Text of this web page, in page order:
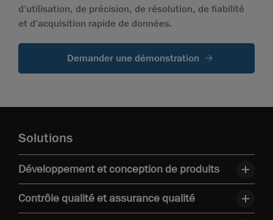
d'utilisation, de précision, de résolution, de fiabilité
et d'acquisition rapide de données.
Demander une démonstration
Solutions
Développement et conception de produits
Contrôle qualité et assurance qualité